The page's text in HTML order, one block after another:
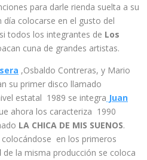
para darle rienda suelta a su
colocarse en el gusto del
todos los integrantes de Los
cuna de grandes artistas.
,Osbaldo Contreras, y Mario
su primer disco llamado
estatal 1989 se integra Juan
ahora los caracteriza 1990
LA CHICA DE MIS SUENOS.
en los primeros
de la misma producción se coloca